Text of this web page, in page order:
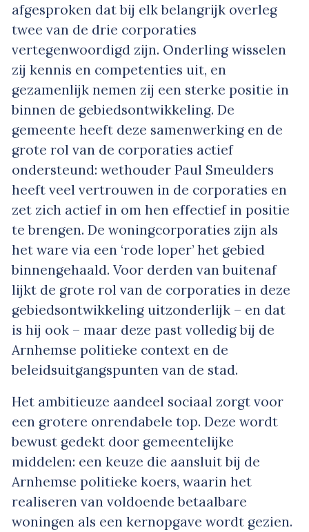
afgesproken dat bij elk belangrijk overleg
twee van de drie corporaties
vertegenwoordigd zijn. Onderling wisselen
zij kennis en competenties uit, en
gezamenlijk nemen zij een sterke positie in
binnen de gebiedsontwikkeling. De
gemeente heeft deze samenwerking en de
grote rol van de corporaties actief
ondersteund: wethouder Paul Smeulders
heeft veel vertrouwen in de corporaties en
zet zich actief in om hen effectief in positie
te brengen. De woningcorporaties zijn als
het ware via een ‘rode loper’ het gebied
binnengehaald. Voor derden van buitenaf
lijkt de grote rol van de corporaties in deze
gebiedsontwikkeling uitzonderlijk – en dat
is hij ook – maar deze past volledig bij de
Arnhemse politieke context en de
beleidsuitgangspunten van de stad.
Het ambitieuze aandeel sociaal zorgt voor
een grotere onrendabele top. Deze wordt
bewust gedekt door gemeentelijke
middelen: een keuze die aansluit bij de
Arnhemse politieke koers, waarin het
realiseren van voldoende betaalbare
woningen als een kernopgave wordt gezien.